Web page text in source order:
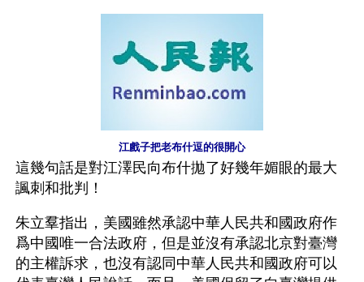
江戲子把老布什逗的很開心
這幾句話是對江澤民向布什拋了好幾年媚眼的最大
諷刺和批判！
朱立羣指出，美國雖然承認中華人民共和國政府作
爲中國唯一合法政府，但是並沒有承認北京對臺灣
的主權訴求，也沒有認同中華人民共和國政府可以